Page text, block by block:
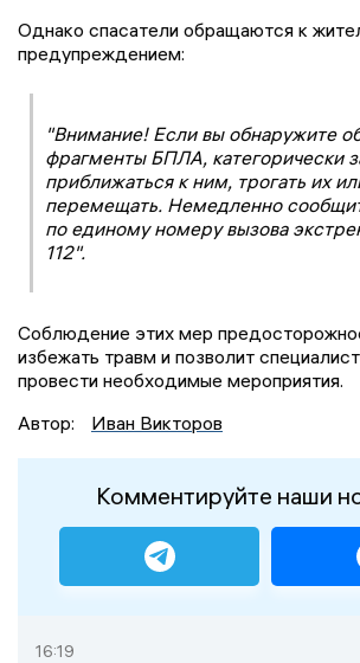
Однако спасатели обращаются к
предупреждением:
"Внимание! Если вы обнаружите
фрагменты БПЛА, категорически
приближаться к ним, трогать их
перемещать. Немедленно
по единому номеру вызова
112".
Соблюдение этих мер
избежать травм и позволит
провести необходимые мероприятия.
Автор:
Иван Викторов
Комментируйте наши
16:19